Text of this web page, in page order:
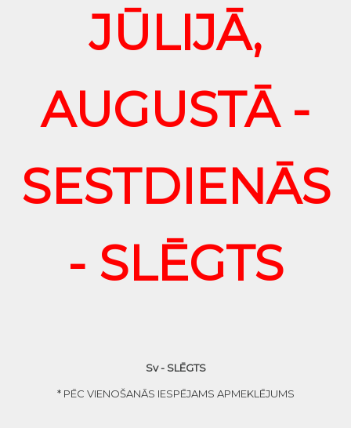
JŪLIJĀ,
AUGUSTĀ -
SESTDIENĀS
- SLĒGTS
Sv - SLĒGTS
* PĒC VIENOŠANĀS IESPĒJAMS APMEKLĒJUMS